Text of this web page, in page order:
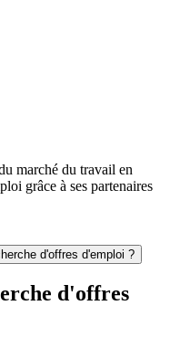
marché du travail en
grâce à ses partenaires
d'offres d'emploi ?
d'offres